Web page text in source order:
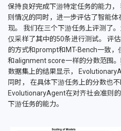
保持良好完成下游特定任务的能力
则情况的同时，进一步评估了智能
现。 我们在三个下游任务上评测了
仅采样了其中的50条进行测试。 评
的方式和prompt和MT-Bench一致，
和alignment score一样的分数范围。
数据集上的结果显示，
同时， 在具体下游任务上的分数也
EvolutionaryAgent在对齐社会准则
下游任务的能力。